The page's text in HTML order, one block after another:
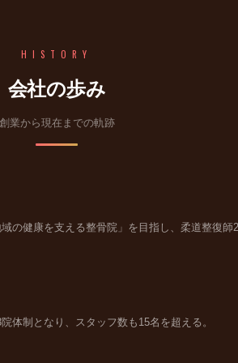
HISTORY
会社の歩み
創業から現在までの軌跡
の健康を支える整骨院」を目指し、柔道整復師2
体制となり、スタッフ数も15名を超える。